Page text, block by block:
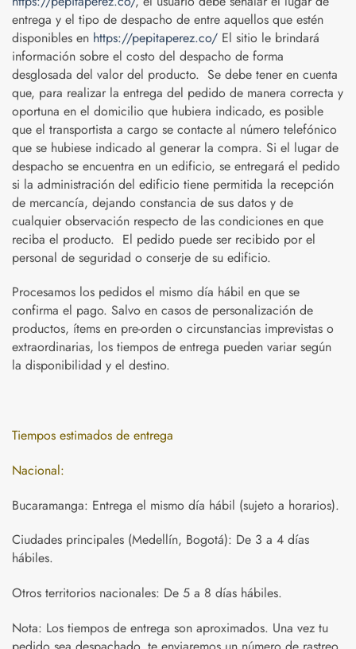
entrega y el tipo de despacho de entre aquellos que estén
disponibles en https://pepitaperez.co/ El sitio le brindará
información sobre el costo del despacho de forma
desglosada del valor del producto. Se debe tener en cuenta
que, para realizar la entrega del pedido de manera correcta y
oportuna en el domicilio que hubiera indicado, es posible
que el transportista a cargo se contacte al número telefónico
que se hubiese indicado al generar la compra. Si el lugar de
despacho se encuentra en un edificio, se entregará el pedido
si la administración del edificio tiene permitida la recepción
de mercancía, dejando constancia de sus datos y de
cualquier observación respecto de las condiciones en que
reciba el producto. El pedido puede ser recibido por el
personal de seguridad o conserje de su edificio.
Procesamos los pedidos el mismo día hábil en que se
confirma el pago. Salvo en casos de personalización de
productos, ítems en pre-orden o circunstancias imprevistas o
extraordinarias, los tiempos de entrega pueden variar según
la disponibilidad y el destino.
Tiempos estimados de entrega
Nacional:
Bucaramanga: Entrega el mismo día hábil (sujeto a horarios).
Ciudades principales (Medellín, Bogotá): De 3 a 4 días
hábiles.
Otros territorios nacionales: De 5 a 8 días hábiles.
Nota: Los tiempos de entrega son aproximados. Una vez tu